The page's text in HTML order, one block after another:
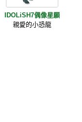
IDOLiSH7偶像星願
親愛的小恐龍